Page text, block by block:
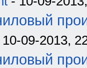
09-2013,